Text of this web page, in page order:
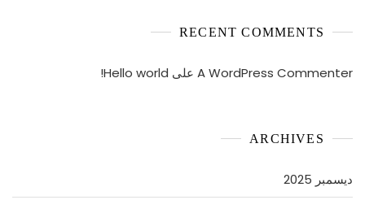
RECENT COMMENTS
A WordPress Commenter على Hello world!
ARCHIVES
ديسمبر 2025